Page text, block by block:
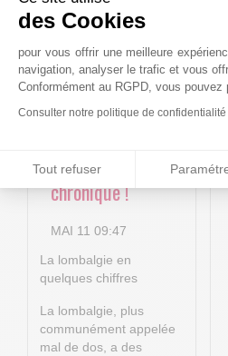
des Cookies
pour vous offrir une meilleure
navigation, analyser le trafic et vous
Conformément au RGPD, vous pouvez
Consulter notre politique de confidentialité
Tout refuser
Axeptio consent
Plateforme de Gestion du
Notre plateforme vous permet
4P : Les
nouvelles
technologies
numériques au
lombalgie
chronique !
MAI 11 09:47
La lombalgie en
quelques chiffres
La lombalgie, plus
communément appelée
mal de dos, a des